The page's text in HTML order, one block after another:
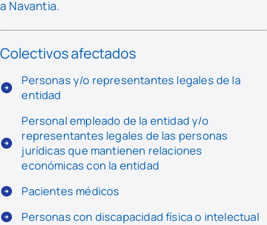
a Navantia.
Colectivos afectados
Personas y/o representantes legales de la
entidad
Personal empleado de la entidad y/o
representantes legales de las personas
jurídicas que mantienen relaciones
económicas con la entidad
Pacientes médicos
Personas con discapacidad física o intelectual